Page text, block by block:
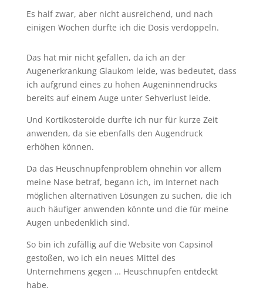
Es half zwar, aber nicht ausreichend, und nach
einigen Wochen durfte ich die Dosis verdoppeln.
Das hat mir nicht gefallen, da ich an der
Augenerkrankung Glaukom leide, was bedeutet, dass
ich aufgrund eines zu hohen Augeninnendrucks
bereits auf einem Auge unter Sehverlust leide.
Und Kortikosteroide durfte ich nur für kurze Zeit
anwenden, da sie ebenfalls den Augendruck
erhöhen können.
Da das Heuschnupfenproblem ohnehin vor allem
meine Nase betraf, begann ich, im Internet nach
möglichen alternativen Lösungen zu suchen, die ich
auch häufiger anwenden könnte und die für meine
Augen unbedenklich sind.
So bin ich zufällig auf die Website von Capsinol
gestoßen, wo ich ein neues Mittel des
Unternehmens gegen … Heuschnupfen entdeckt
habe.